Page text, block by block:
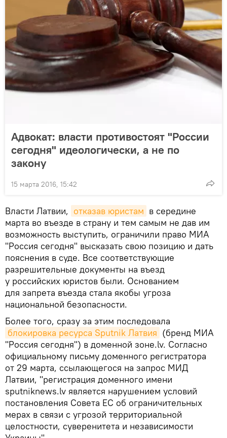
Адвокат: власти противостоят "России
сегодня" идеологически, а не по
закону
15 марта 2016, 15:42
Власти Латвии, отказав юристам в середине
марта во въезде в страну и тем самым не дав им
возможность выступить, ограничили право МИА
"Россия сегодня" высказать свою позицию и дать
пояснения в суде. Все соответствующие
разрешительные документы на въезд
у российских юристов были. Основанием
для запрета въезда стала якобы угроза
национальной безопасности.
Более того, сразу за этим последовала
блокировка ресурса Sputnik Латвия (бренд МИА
"Россия сегодня") в доменной зоне.lv. Согласно
официальному письму доменного регистратора
от 29 марта, ссылающегося на запрос МИД
Латвии, "регистрация доменного имени
sputniknews.lv является нарушением условий
постановления Совета ЕС об ограничительных
мерах в связи с угрозой территориальной
целостности, суверенитета и независимости